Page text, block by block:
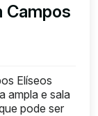
Campos
Elíseos
ampla e sala
pode ser